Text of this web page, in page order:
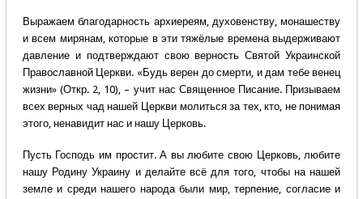
Выражаем благодарность архиереям, духовенству, монашеству
и всем мирянам, которые в эти тяжёлые времена выдерживают
давление и подтверждают свою верность Святой Украинской
Православной Церкви. «Будь верен до смерти, и дам тебе венец
жизни» (Откр. 2, 10), – учит нас Священное Писание. Призываем
всех верных чад нашей Церкви молиться за тех, кто, не понимая
этого, ненавидит нас и нашу Церковь.
Пусть Господь им простит. А вы любите свою Церковь, любите
нашу Родину Украину и делайте всё для того, чтобы на нашей
земле и среди нашего народа были мир, терпение, согласие и